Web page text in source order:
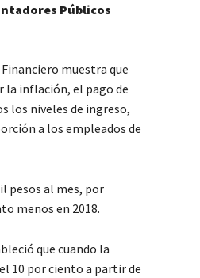
Públicos
muestra que
la inflación, el pago de
los niveles de ingreso,
a los empleados de
pesos al mes, por
menos en 2018.
que cuando la
10 por ciento a partir de